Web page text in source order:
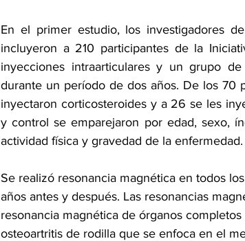
En el primer estudio, los investigadores
incluyeron a 210 participantes de la
inyecciones intraarticulares y un grupo
durante un período de dos años. De los 70
inyectaron corticosteroides y a 26 se les
y control se emparejaron por edad, sexo,
actividad física y gravedad de la enfermedad.
Se realizó resonancia magnética en todos
años antes y después. Las resonancias
resonancia magnética de órganos
osteoartritis de rodilla que se enfoca en el